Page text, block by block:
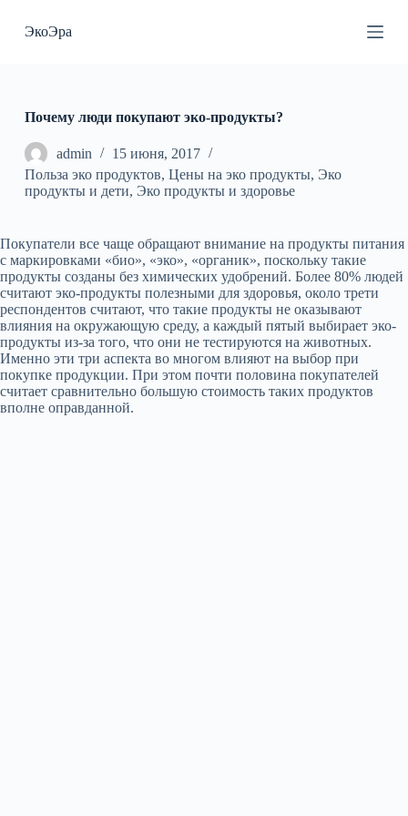
и
и
ЭкоЭра
Почему люди покупают эко-продукты?
admin
15 июня, 2017
Польза эко продуктов, Цены на эко продукты, Эко
продукты и дети, Эко продукты и здоровье
Покупатели все чаще обращают внимание на продукты питания
с маркировками «био», «эко», «органик», поскольку такие
продукты созданы без химических удобрений. Более 80% людей
считают эко-продукты полезными для здоровья, около трети
респондентов считают, что такие продукты не оказывают
влияния на окружающую среду, а каждый пятый выбирает эко-
продукты из-за того, что они не тестируются на животных.
Именно эти три аспекта во многом влияют на выбор при
покупке продукции. При этом почти половина покупателей
считает сравнительно большую стоимость таких продуктов
вполне оправданной.